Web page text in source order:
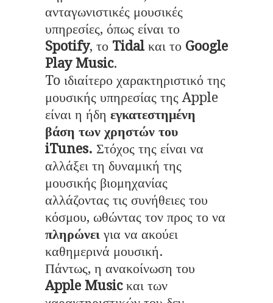
ανταγωνιστικές μουσικές
υπηρεσίες, όπως είναι το
Spotify, το Tidal και το Google
Play Music.
To ιδιαίτερο χαρακτηριστικό της
μουσικής υπηρεσίας της Apple
είναι η ήδη εγκατεστημένη
βάση των χρηστών του
iTunes. Στόχος της είναι να
αλλάξει τη δυναμική της
μουσικής βιομηχανίας
αλλάζοντας τις συνήθειες του
κόσμου, ωθώντας τον προς το να
πληρώνει για να ακούει
καθημερινά μουσική.
Πάντως, η ανακοίνωση του
Apple Musicκαι των